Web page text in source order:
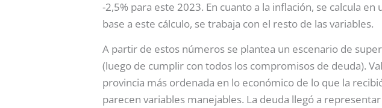
-2,5% para este 2023. En cuanto a la inflación, se calcula
base a este cálculo, se trabaja con el resto de las variables.
A partir de estos números se plantea un escenario de
(luego de cumplir con todos los compromisos de deuda).
provincia más ordenada en lo económico de lo que la
parecen variables manejables. La deuda llegó a